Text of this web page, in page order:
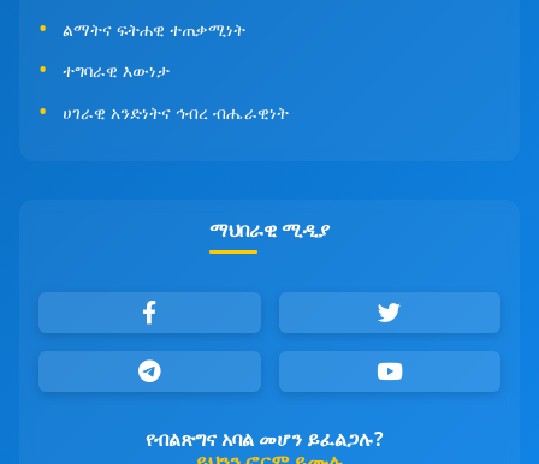
ልማትና ፍትሐዊ ተጠቃሚነት
ተግባራዊ እውነታ
ሀገራዊ አንድነትና ኅብረ ብሔራዊነት
ማህበራዊ ሚዲያ
የብልጽግና አባል መሆን ይፈልጋሉ?